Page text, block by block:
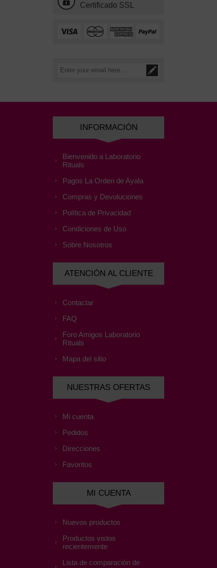
Certificado SSL
INFORMACIÓN
Bienvenido a Laboratorio
Rituals
Pagos La Orden de Ayala
Compras y Devoluciones
Política de Privacidad
Condiciones de Uso
Sobre Nosotros
ATENCIÓN AL CLIENTE
Contactar
FAQ
Foro Amigos Laboratorio
Rituals
Mapa del sitio
NUESTRAS OFERTAS
Mi cuenta
Pedidos
Direcciones
Favoritos
MI CUENTA
Nuevos productos
Productos vistos
recientemente
Lista de comparación de